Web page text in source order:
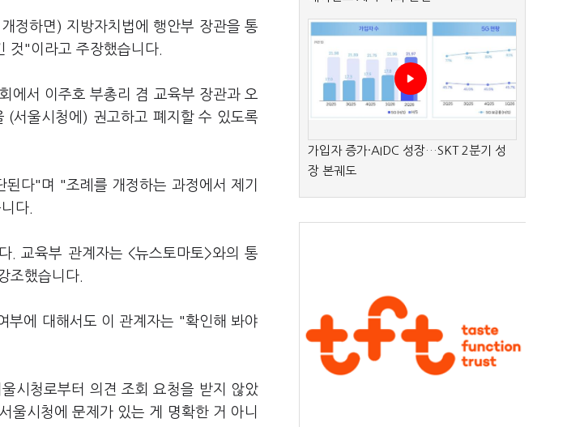
정하면) 지방자치법에 행안부 장관을 통
것"이라고 주장했습니다.
에서 이주호 부총리 겸 교육부 장관과 오
(서울시청에) 권고하고 폐지할 수 있도록
다"며 "조례를 개정하는 과정에서 제기
다.
. 교육부 관계자는 <뉴스토마토>와의 통
조했습니다.
부에 대해서도 이 관계자는 "확인해 봐야
시청로부터 의견 조회 요청을 받지 않았
울시청에 문제가 있는 게 명확한 거 아니
가입자 증가·AIDC 성장…SKT 2분기 성
장 본궤도